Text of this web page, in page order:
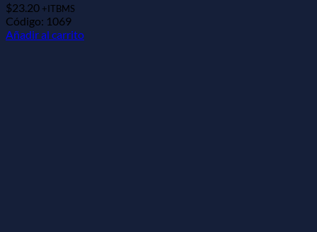
$23.20 +ITBMS
Código: 1069
Añadir al carrito